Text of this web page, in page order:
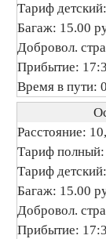
Тариф
Багаж: 15.00
Добровол.
Прибытие:
Время в пути:
Расстояние:
Тариф полный:
Тариф
Багаж: 15.00
Добровол.
Прибытие: